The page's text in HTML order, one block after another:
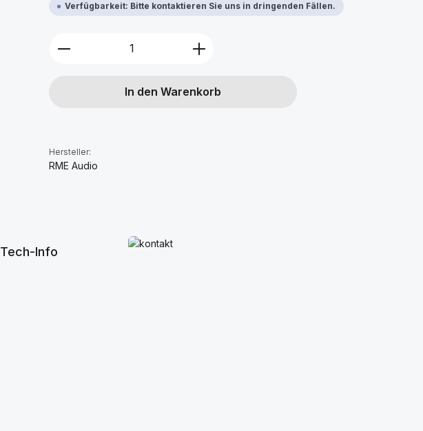
Verfügbarkeit: Bitte kontaktieren Sie uns in dringenden Fällen.
Produkt Anzahl: Gib den gewünschten Wert
In den Warenkorb
Hersteller:
RME Audio
Tech-Info
Mehr erfahren